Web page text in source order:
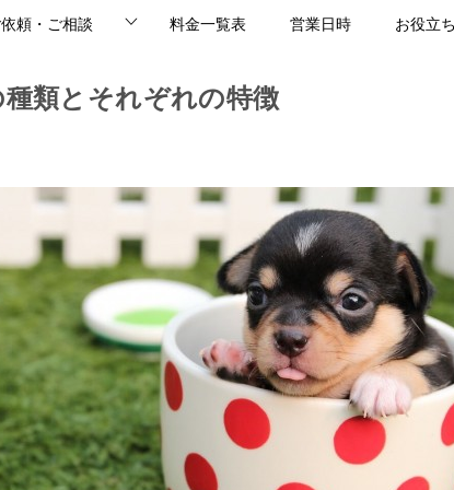
依頼・ご相談 料金一覧表 営業日時 お役立
類とそれぞれの特徴